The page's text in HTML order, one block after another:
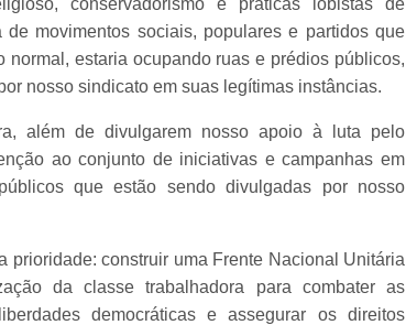
movimentos sociais, populares e partidos que
estaria ocupando ruas e prédios públicos,
nosso sindicato em suas legítimas instâncias.
além de divulgarem nosso apoio à luta pelo
ao conjunto de iniciativas e campanhas em
que estão sendo divulgadas por nosso
prioridade: construir uma Frente Nacional Unitária
da classe trabalhadora para combater as
democráticas e assegurar os direitos